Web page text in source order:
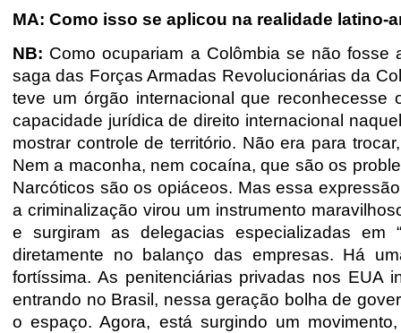
MA: Como isso se aplicou na realidade latino-
NB: Como ocupariam a Colômbia se não
saga das Forças Armadas Revolucionárias da
teve um órgão internacional que
capacidade jurídica de direito internacional
mostrar controle de território. Não era para
Nem a maconha, nem cocaína, que são os
Narcóticos são os opiáceos. Mas essa
a criminalização virou um instrumento
e surgiram as delegacias especializadas em
diretamente no balanço das empresas. Há
fortíssima. As penitenciárias privadas nos EUA
entrando no Brasil, nessa geração bolha de
o espaço. Agora, está surgindo um